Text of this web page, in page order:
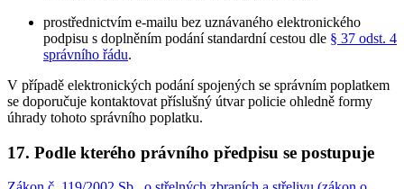
prostřednictvím e-mailu bez uznávaného elektronického
podpisu s doplněním podání standardní cestou dle § 37 odst. 4
správního řádu.
V případě elektronických podání spojených se správním poplatkem
se doporučuje kontaktovat příslušný útvar policie ohledně formy
úhrady tohoto správního poplatku.
17. Podle kterého právního předpisu se postupuje